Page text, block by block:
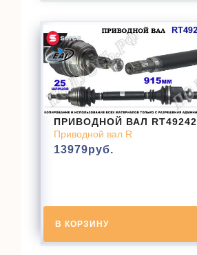
ПРИВОДНОЙ ВАЛ RT49242
Приводной вал R
13979руб.
В КОРЗИНУ